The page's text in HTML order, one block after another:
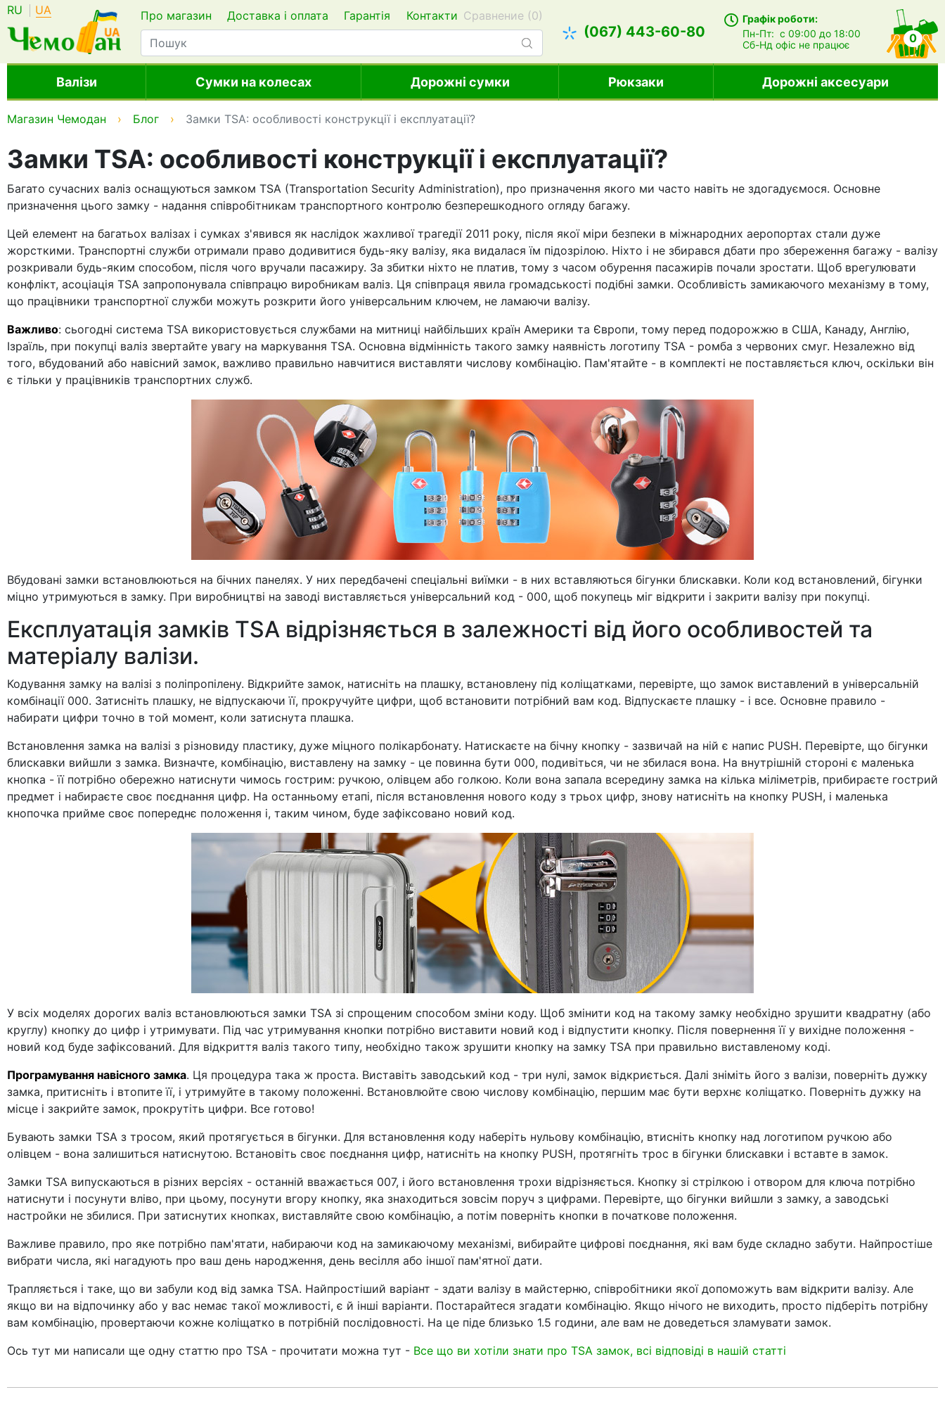
RU UA Про магазин Доставка і оплата Гарантія Контакти Сравнение (0)
(067) 443-60-80
Графік роботи:
Пн-Пт:с 09:00 до 18:00
Сб-Ндофіс не працює 0
Валізи Сумки на колесах Дорожні сумки Рюкзаки Дорожні аксесуари
Магазин Чемодан Блог Замки TSA: особливості конструкції і експлуатації?
Замки TSA: особливості конструкції і експлуатації?
Багато сучасних валіз оснащуються замком TSA (Transportation Security Administration), про призначення якого ми часто навіть не здогадуємося. Основне
призначення цього замку - надання співробітникам транспортного контролю безперешкодного огляду багажу.
Цей елемент на багатьох валізах і сумках з'явився як наслідок жахливої трагедії 2011 року, після якої міри безпеки в міжнародних аеропортах стали дуже
жорсткими. Транспортні служби отримали право додивитися будь-яку валізу, яка видалася їм підозрілою. Ніхто і не збирався дбати про збереження багажу - валізу
розкривали будь-яким способом, після чого вручали пасажиру. За збитки ніхто не платив, тому з часом обурення пасажирів почали зростати. Щоб врегулювати
конфлікт, асоціація TSA запропонувала співпрацю виробникам валіз. Ця співпраця явила громадськості подібні замки. Особливість замикаючого механізму в тому,
що працівники транспортної служби можуть розкрити його універсальним ключем, не ламаючи валізу.
Важливо: сьогодні система TSA використовується службами на митниці найбільших країн Америки та Європи, тому перед подорожжю в США, Канаду, Англію,
Ізраїль, при покупці валіз звертайте увагу на маркування TSA. Основна відмінність такого замку наявність логотипу TSA - ромба з червоних смуг. Незалежно від
того, вбудований або навісний замок, важливо правильно навчитися виставляти числову комбінацію. Пам'ятайте - в комплекті не поставляється ключ, оскільки він
є тільки у працівників транспортних служб.
Вбудовані замки встановлюються на бічних панелях. У них передбачені спеціальні виїмки - в них вставляються бігунки блискавки. Коли код встановлений, бігунки
міцно утримуються в замку. При виробництві на заводі виставляється універсальний код - 000, щоб покупець міг відкрити і закрити валізу при покупці.
Експлуатація замків TSA відрізняється в залежності від його особливостей та
матеріалу валізи.
Кодування замку на валізі з поліпропілену. Відкрийте замок, натисніть на плашку, встановлену під коліщатками, перевірте, що замок виставлений в універсальній
комбінації 000. Затисніть плашку, не відпускаючи її, прокручуйте цифри, щоб встановити потрібний вам код. Відпускаєте плашку - і все. Основне правило -
набирати цифри точно в той момент, коли затиснута плашка.
Встановлення замка на валізі з різновиду пластику, дуже міцного полікарбонату. Натискаєте на бічну кнопку - зазвичай на ній є напис PUSH. Перевірте, що бігунки
блискавки вийшли з замка. Визначте, комбінацію, виставлену на замку - це повинна бути 000, подивіться, чи не збилася вона. На внутрішній стороні є маленька
кнопка - її потрібно обережно натиснути чимось гострим: ручкою, олівцем або голкою. Коли вона запала всередину замка на кілька міліметрів, прибираєте гострий
предмет і набираєте своє поєднання цифр. На останньому етапі, після встановлення нового коду з трьох цифр, знову натисніть на кнопку PUSH, і маленька
кнопочка прийме своє попереднє положення і, таким чином, буде зафіксовано новий код.
У всіх моделях дорогих валіз встановлюються замки TSA зі спрощеним способом зміни коду. Щоб змінити код на такому замку необхідно зрушити квадратну (або
круглу) кнопку до цифр і утримувати. Під час утримування кнопки потрібно виставити новий код і відпустити кнопку. Після повернення її у вихідне положення -
новий код буде зафіксований. Для відкриття валіз такого типу, необхідно також зрушити кнопку на замку TSA при правильно виставленому коді.
Програмування навісного замка. Ця процедура така ж проста. Виставіть заводський код - три нулі, замок відкриється. Далі зніміть його з валізи, поверніть дужку
замка, притисніть і втопите її, і утримуйте в такому положенні. Встановлюйте свою числову комбінацію, першим має бути верхнє коліщатко. Поверніть дужку на
місце і закрийте замок, прокрутіть цифри. Все готово!
Бувають замки TSA з тросом, який протягується в бігунки. Для встановлення коду наберіть нульову комбінацію, втисніть кнопку над логотипом ручкою або
олівцем - вона залишиться натиснутою. Встановіть своє поєднання цифр, натисніть на кнопку PUSH, протягніть трос в бігунки блискавки і вставте в замок.
Замки TSA випускаються в різних версіях - останній вважається 007, і його встановлення трохи відрізняється. Кнопку зі стрілкою і отвором для ключа потрібно
натиснути і посунути вліво, при цьому, посунути вгору кнопку, яка знаходиться зовсім поруч з цифрами. Перевірте, що бігунки вийшли з замку, а заводські
настройки не збилися. При затиснутих кнопках, виставляйте свою комбінацію, а потім поверніть кнопки в початкове положення.
Важливе правило, про яке потрібно пам'ятати, набираючи код на замикаючому механізмі, вибирайте цифрові поєднання, які вам буде складно забути. Найпростіше
вибрати числа, які нагадують про ваш день народження, день весілля або іншої пам'ятної дати.
Трапляється і таке, що ви забули код від замка TSA. Найпростіший варіант - здати валізу в майстерню, співробітники якої допоможуть вам відкрити валізу. Але
якщо ви на відпочинку або у вас немає такої можливості, є й інші варіанти. Постарайтеся згадати комбінацію. Якщо нічого не виходить, просто підберіть потрібну
вам комбінацію, провертаючи кожне коліщатко в потрібній послідовності. На це піде близько 1.5 години, але вам не доведеться зламувати замок.
Ось тут ми написали ще одну статтю про TSA - прочитати можна тут - Все що ви хотіли знати про TSA замок, всі відповіді в нашій статті